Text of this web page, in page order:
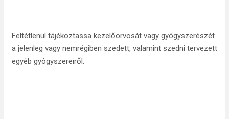
Feltétlenül tájékoztassa kezelőorvosát vagy gyógyszerészét
a jelenleg vagy nemrégiben szedett, valamint szedni tervezett
egyéb gyógyszereiről.